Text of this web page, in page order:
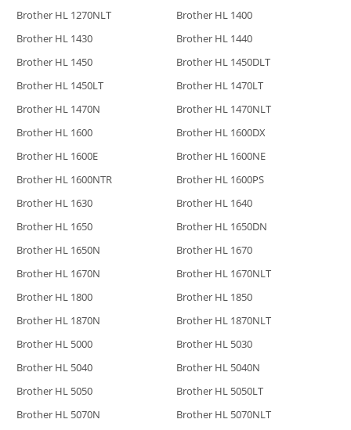
Brother HL 1270NLT
Brother HL 1400
Brother HL 1430
Brother HL 1440
Brother HL 1450
Brother HL 1450DLT
Brother HL 1450LT
Brother HL 1470LT
Brother HL 1470N
Brother HL 1470NLT
Brother HL 1600
Brother HL 1600DX
Brother HL 1600E
Brother HL 1600NE
Brother HL 1600NTR
Brother HL 1600PS
Brother HL 1630
Brother HL 1640
Brother HL 1650
Brother HL 1650DN
Brother HL 1650N
Brother HL 1670
Brother HL 1670N
Brother HL 1670NLT
Brother HL 1800
Brother HL 1850
Brother HL 1870N
Brother HL 1870NLT
Brother HL 5000
Brother HL 5030
Brother HL 5040
Brother HL 5040N
Brother HL 5050
Brother HL 5050LT
Brother HL 5070N
Brother HL 5070NLT